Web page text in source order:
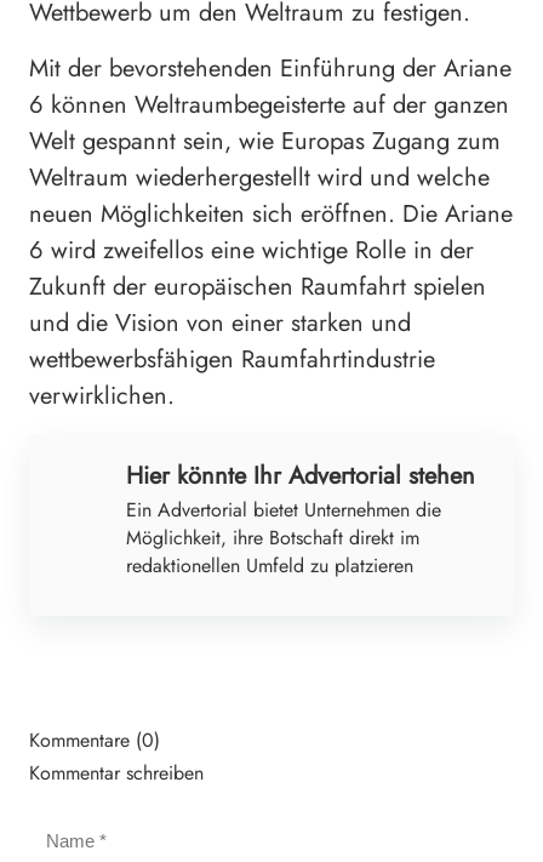
Wettbewerb um den Weltraum zu festigen.
Mit der bevorstehenden Einführung der Ariane
6 können Weltraumbegeisterte auf der ganzen
Welt gespannt sein, wie Europas Zugang zum
Weltraum wiederhergestellt wird und welche
neuen Möglichkeiten sich eröffnen. Die Ariane
6 wird zweifellos eine wichtige Rolle in der
Zukunft der europäischen Raumfahrt spielen
und die Vision von einer starken und
wettbewerbsfähigen Raumfahrtindustrie
verwirklichen.
Hier könnte Ihr Advertorial stehen
Ein Advertorial bietet Unternehmen die
Möglichkeit, ihre Botschaft direkt im
redaktionellen Umfeld zu platzieren
Kommentare (0)
Kommentar schreiben